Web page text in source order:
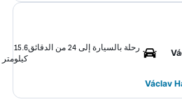
رحلة بالسيارة إلى 24 من الدقائق
15.6
كيلومتر